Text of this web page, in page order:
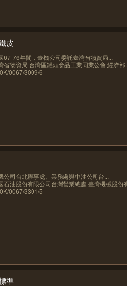
皮
67-76年間，臺機公司委託臺灣省物資局...
省物資局 台灣區罐頭食品工業同業公會 經濟部
0067/3009/6
公司台北辦事處、業務處與中油公司台...
石油股份有限公司台灣營業總處 臺灣機械股份
0067/3301/5
準